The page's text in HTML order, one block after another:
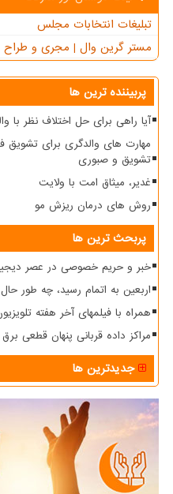
تبلیغات انتخابات مجلس
مستر گرین وال | مجری و طراح
پربیننده ترین ها
آیا راهی برای حل اختلاف نظر با
مهارت های والدگری برای تشویق
تشویق و صبوری
غدیر، میثاق امت با ولایت
روش های درمان ریزش مو
پربحث ترین ها
خبر و حریم خصوصی در عصر
اربعین به اتمام رسید، چه طور
همراه با فیلمهای آخر هفته
مراکز داده قربانی پنهان قطعی
جدیدترین ها